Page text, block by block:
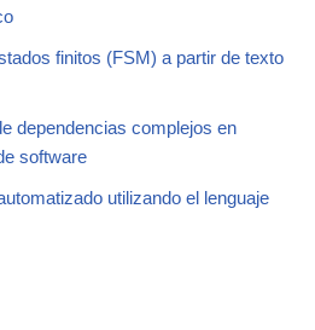
finitos (FSM) a partir de texto
dependencias complejos en
software
utilizando el lenguaje